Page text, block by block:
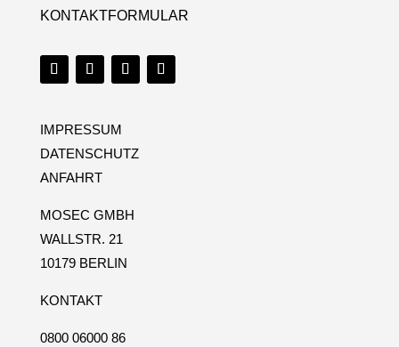
KONTAKTFORMULAR
IMPRESSUM
DATENSCHUTZ
ANFAHRT
MOSEC GMBH
WALLSTR. 21
10179 BERLIN
KONTAKT
0800 06000 86